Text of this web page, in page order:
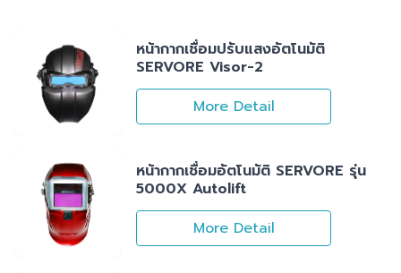
หน้ากากเชื่อมปรับแสงอัตโนมัติ
SERVORE Visor-2
More Detail
หน้ากากเชื่อมอัตโนมัติ SERVORE รุ่น
5000X Autolift
More Detail